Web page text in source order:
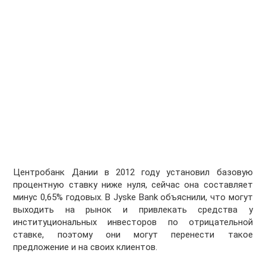
Центробанк Дании в 2012 году установил базовую
процентную ставку ниже нуля, сейчас она составляет
минус 0,65% годовых. В Jyske Bank объяснили, что могут
выходить на рынок и привлекать средства у
институциональных инвесторов по отрицательной
ставке, поэтому они могут перенести такое
предложение и на своих клиентов.